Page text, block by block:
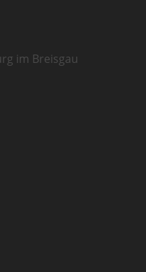
im Breisgau